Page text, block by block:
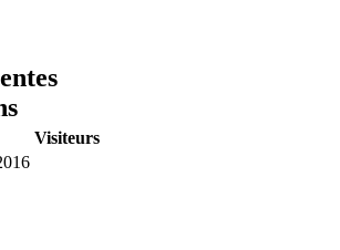
Visiteurs